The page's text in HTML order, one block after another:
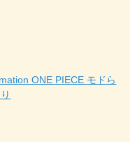
ONE PIECE モドら